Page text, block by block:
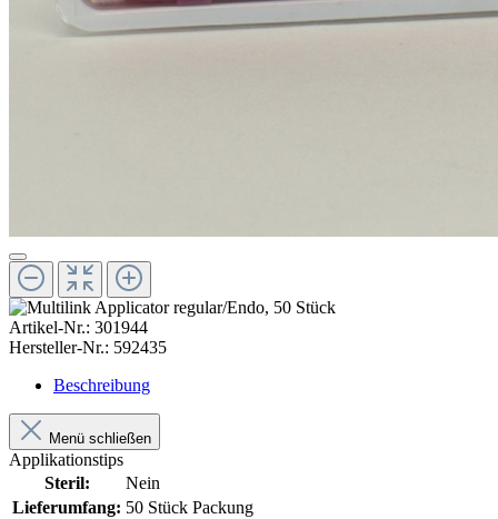
Artikel-Nr.: 301944
Hersteller-Nr.: 592435
Beschreibung
Menü schließen
Applikationstips
Steril:
Nein
Lieferumfang: 50 Stück Packung